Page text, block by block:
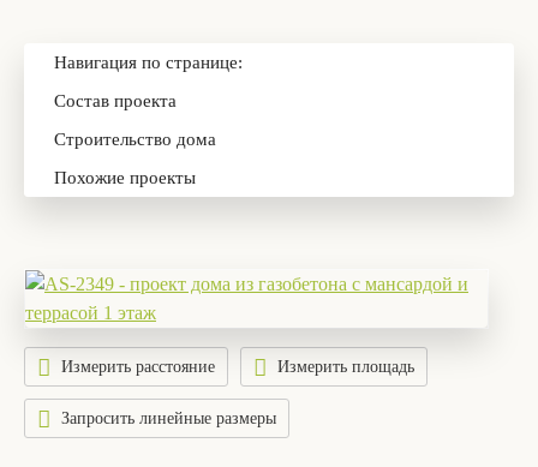
Навигация по странице:
Состав проекта
Строительство дома
Похожие проекты
Измерить расстояние Измерить площадь
Запросить линейные размеры